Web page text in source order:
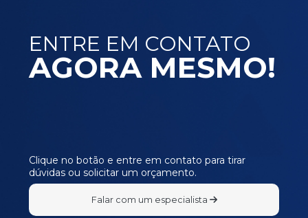
SR362
SR363
ENTRE EM CONTATO
AGORA MESMO!
Clique no botão e entre em contato para tirar
dúvidas ou solicitar um orçamento.
Falar com um especialista